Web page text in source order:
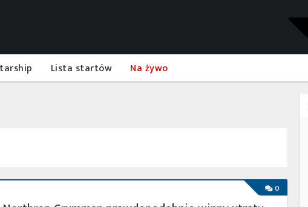
Lista startów Na żywo
0